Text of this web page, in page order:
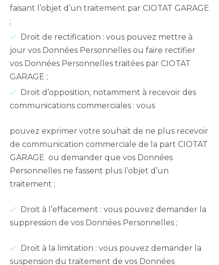
faisant l’objet d’un traitement par CIOTAT GARAGE
;
Droit de rectification : vous pouvez mettre à
jour vos Données Personnelles ou faire rectifier
vos Données Personnelles traitées par CIOTAT
GARAGE ;
Droit d’opposition, notamment à recevoir des
communications commerciales : vous
pouvez exprimer votre souhait de ne plus recevoir
de communication commerciale de la part CIOTAT
GARAGE ou demander que vos Données
Personnelles ne fassent plus l’objet d’un
traitement ;
Droit à l’effacement : vous pouvez demander la
suppression de vos Données Personnelles ;
Droit à la limitation : vous pouvez demander la
suspension du traitement de vos Données